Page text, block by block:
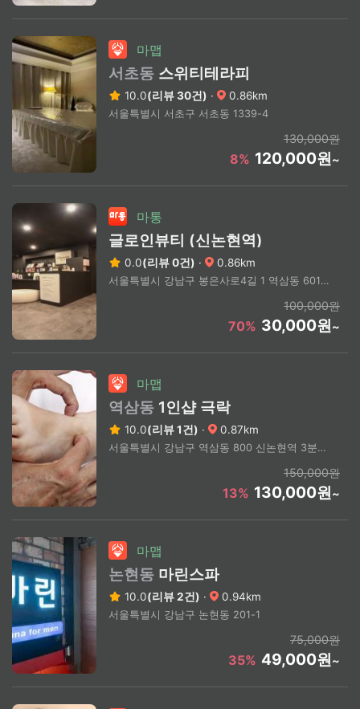
마맵
서초동 스위티테라피
10.0(리뷰 30건) · 0.86km
서울특별시 서초구 서초동 1339-4
130,000원
8% 120,000원~
마통
글로인뷰티 (신논현역)
0.0(리뷰 0건) · 0.86km
서울특별시 강남구 봉은사로4길 1 역삼동 601-16 3층
100,000원
70% 30,000원~
마맵
역삼동 1인샵 극락
10.0(리뷰 1건) · 0.87km
서울특별시 강남구 역삼동 800 신논현역 3분거리
150,000원
13% 130,000원~
마맵
논현동 마린스파
10.0(리뷰 2건) · 0.94km
서울특별시 강남구 논현동 201-1
75,000원
35% 49,000원~